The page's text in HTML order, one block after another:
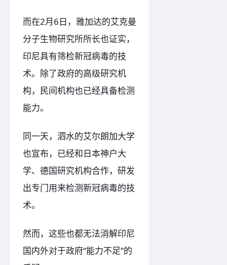
而在2月6日，雅加达的艾克曼
分子生物研究所所长也证实，
印尼具有筛检新冠病毒的技
术。除了政府的高级研究机
构，民间机构也已经具备检测
能力。
同一天，泗水的艾尔朗加大学
也宣布，已经和日本神户大
学、德国研究机构合作，研发
出专门用来检测新冠病毒的技
术。
然而，这些也都无法消解印尼
国内外对于政府“能力不足”的